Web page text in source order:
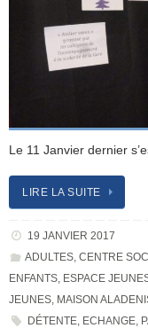
Le 11 Janvier dernier
LIRE LA SUITE
19 JANVIER 2017
ADULTES, CENTRE
ENFANTS, ESPACE
JEUNES, MAISON
DÉTENTE, ECHANGE,